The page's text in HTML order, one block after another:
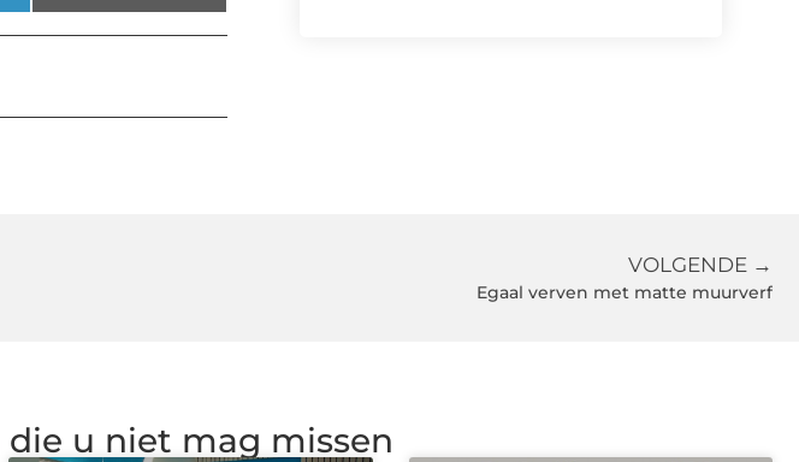
VOLGENDE →
Egaal verven met matte muurverf
die u niet mag missen